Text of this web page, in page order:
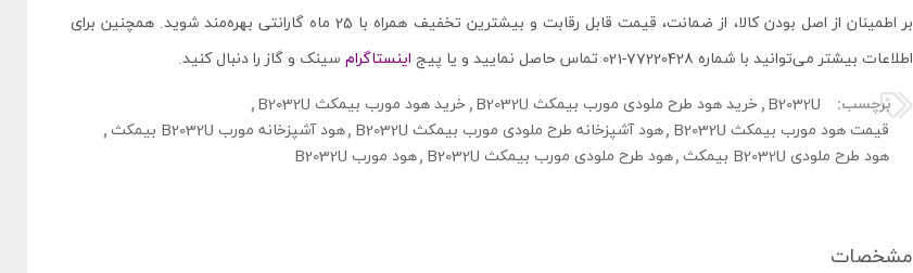
بر اطمینان از اصل بودن کالا، از ضمانت، قیمت قابل رقابت و بیشترین تخفیف همراه با 25 ماه گارانتی بهره‌مند شوید. همچنین برای
اطلاعات بیشتر می‌توانید با شماره 77220428-021 تماس حاصل نمایید و یا پیج
اینستاگرامسینک و گاز را دنبال کنید.
برچسب: B2032U
, خرید هود طرح ملودی مورب بیمکث B2032U , خرید هود مورب بیمکث B2032U
,
قیمت هود مورب بیمکث B2032U
,هود آشپزخانه طرح ملودی مورب بیمکث B2032U ,هود آشپزخانه مورب B2032U بیمکث
,
هود طرح ملودی B2032U بیمکث
,هود طرح ملودی مورب بیمکث B2032U ,هود مورب B2032U
مشخصات